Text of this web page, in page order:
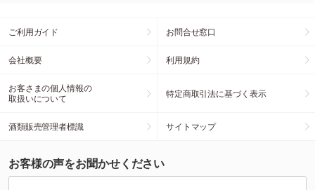
ご利用ガイド お問合せ窓口
会社概要 利用規約
お客さまの個人情報の
取扱いについて
特定商取引法に基づく表示
酒類販売管理者標識 サイトマップ
お客様の声をお聞かせください